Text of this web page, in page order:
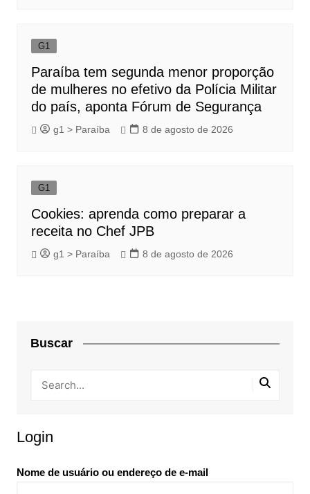
G1
Paraíba tem segunda menor proporção
de mulheres no efetivo da Polícia Militar
do país, aponta Fórum de Segurança
g1 > Paraíba 8 de agosto de 2026
G1
Cookies: aprenda como preparar a
receita no Chef JPB
g1 > Paraíba 8 de agosto de 2026
Buscar
Login
Nome de usuário ou endereço de e-mail